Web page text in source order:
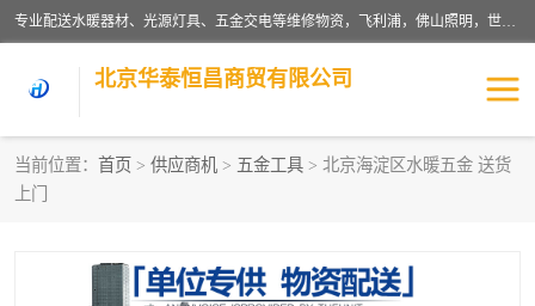
专业配送水暖器材、光源灯具、五金交电等维修物资，飞利浦，佛山照明，世达，博世，九牧，特陶等各产品涉及国内外知名品牌。公司专注与物业、学校、酒店、工厂等单位合作，提供一站式配送服务，降低客户综合成本。依托电子商务改变传统模式，以专业的团队为客户提供24H物资配送到达，货到月结、统一开票，便捷退换等服务，提高了企业的运营效率。
北京华泰恒昌商贸有限公司
当前位置： 首页 > 供应商机 > 五金工具 > 北京海淀区水暖五金 送货
上门
水暖阀门
五金工具 涂料辅材